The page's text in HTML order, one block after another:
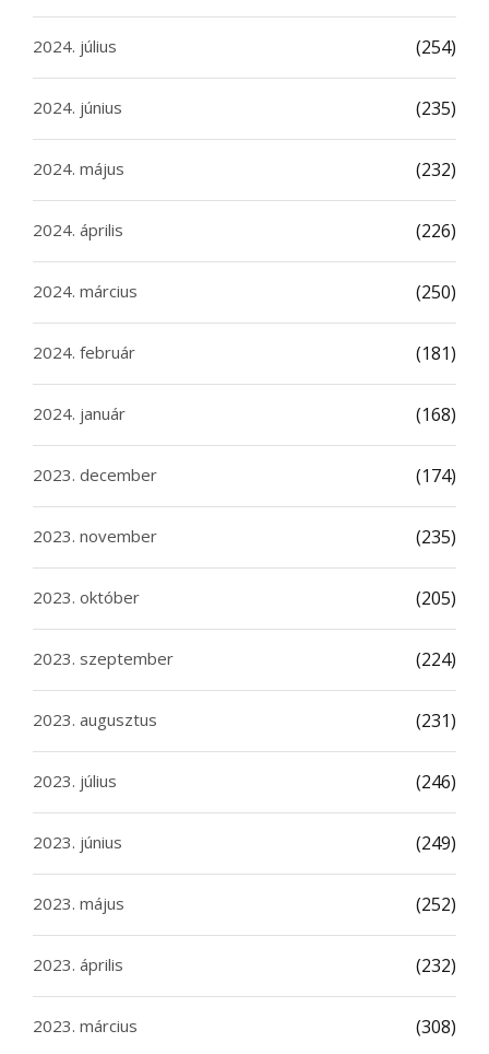
2024. július (254)
2024. június (235)
2024. május (232)
2024. április (226)
2024. március (250)
2024. február (181)
2024. január (168)
2023. december (174)
2023. november (235)
2023. október (205)
2023. szeptember (224)
2023. augusztus (231)
2023. július (246)
2023. június (249)
2023. május (252)
2023. április (232)
2023. március (308)